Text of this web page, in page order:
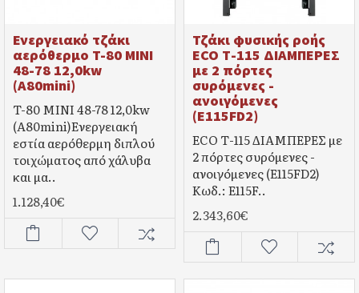
Ενεργειακό τζάκι
αερόθερμο T-80 MINI
48-78 12,0kw
(A80mini)
T-80 MINI 48-78 12,0kw
(A80mini)Ενεργειακή
εστία αερόθερμη διπλού
τοιχώματος από χάλυβα
και μα..
1.128,40€
Τζάκι φυσικής ροής
ECO Τ-115 ΔΙΑΜΠΕΡΕΣ
με 2 πόρτες
συρόμενες -
ανοιγόμενες
(E115FD2)
ECO Τ-115 ΔΙΑΜΠΕΡΕΣ με
2 πόρτες συρόμενες -
ανοιγόμενες (E115FD2)
Κωδ.: E115F..
2.343,60€